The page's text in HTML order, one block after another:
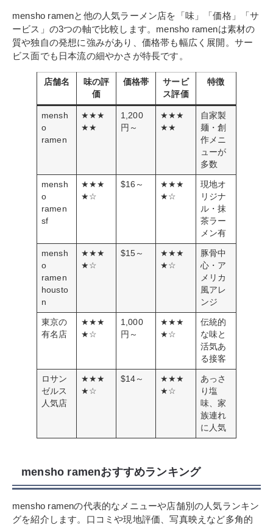
mensho ramenと他の人気ラーメン店を「味」「価格」「サ
ービス」の3つの軸で比較します。mensho ramenは素材の
質や独自の発想に強みがあり、価格帯も幅広く展開。サー
ビス面でも日本流の細やかさが特長です。
店舗名
味の評
価
価格帯
サービ
ス評価
特徴
mensh
o
ramen
★★★
★★
1,200
円～
★★★
★★
自家製
麺・創
作メニ
ューが
多数
mensh
o
ramen
sf
★★★
★☆
$16～
★★★
★☆
現地オ
リジナ
ル・抹
茶ラー
メン有
mensh
o
ramen
housto
n
★★★
★☆
$15～
★★★
★☆
豚骨中
心・ア
メリカ
風アレ
ンジ
東京の
有名店
★★★
★☆
1,000
円～
★★★
★☆
伝統的
な味と
活気あ
る接客
ロサン
ゼルス
人気店
★★★
★☆
$14～
★★★
★☆
あっさ
り塩
味、家
族連れ
に人気
mensho ramenおすすめランキング
mensho ramenの代表的なメニューや店舗別の人気ランキン
グを紹介します。口コミや現地評価、写真映えなど多角的